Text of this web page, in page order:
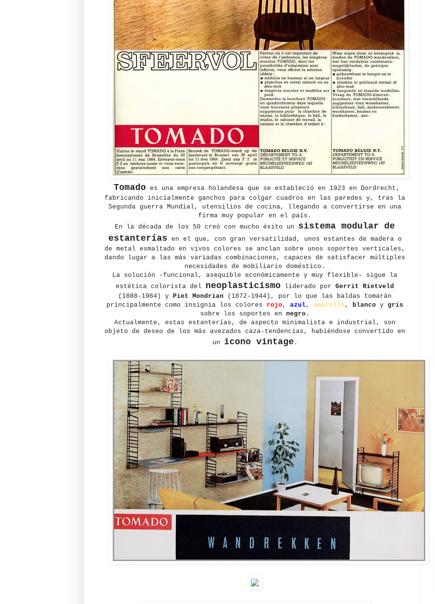
Tomado es una empresa holandesa que se estableció en 1923 en Dordrecht,
fabricando inicialmente ganchos para colgar cuadros en las paredes y, tras la
Segunda guerra Mundial, utensilios de cocina, llegando a convertirse en una
firma muy popular en el país.
En la década de los 50 creó con mucho éxito un sistema modular de
estanterías en el que, con gran versatilidad, unos estantes de madera o
de metal esmaltado en vivos colores se anclan sobre unos soportes verticales,
dando lugar a las más variadas combinaciones, capaces de satisfacer múltiples
necesidades de mobiliario doméstico.
La solución -funcional, asequible económicamente y muy flexible- sigue la
estética colorista del neoplasticismo liderado por Gerrit Rietveld
(1888-1964) y Piet Mondrian (1872-1944), por lo que las baldas tomarán
principalmente como insignia los colores rojo, azul, amarillo, blanco y gris
sobre los soportes en negro .
Actualmente, estas estanterías, de aspecto minimalista e industrial, son
objeto de deseo de los más avezados caza-tendencias, habiéndose convertido en
un icono vintage .